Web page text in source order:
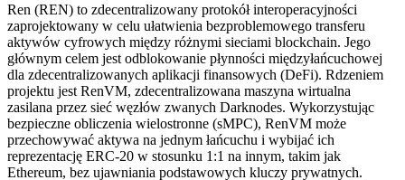
Ren (REN) to zdecentralizowany protokół interoperacyjności
zaprojektowany w celu ułatwienia bezproblemowego transferu
aktywów cyfrowych między różnymi sieciami blockchain. Jego
głównym celem jest odblokowanie płynności międzyłańcuchowej
dla zdecentralizowanych aplikacji finansowych (DeFi). Rdzeniem
projektu jest RenVM, zdecentralizowana maszyna wirtualna
zasilana przez sieć węzłów zwanych Darknodes. Wykorzystując
bezpieczne obliczenia wielostronne (sMPC), RenVM może
przechowywać aktywa na jednym łańcuchu i wybijać ich
reprezentację ERC-20 w stosunku 1:1 na innym, takim jak
Ethereum, bez ujawniania podstawowych kluczy prywatnych.